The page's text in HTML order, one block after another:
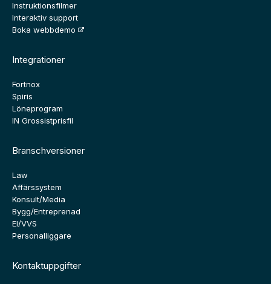
Instruktionsfilmer
Interaktiv support
Boka webbdemo
Integrationer
Fortnox
Spiris
Löneprogram
IN Grossistprisfil
Branschversioner
Law
Affärssystem
Konsult/Media
Bygg/Entreprenad
El/VVS
Personalliggare
Kontaktuppgifter